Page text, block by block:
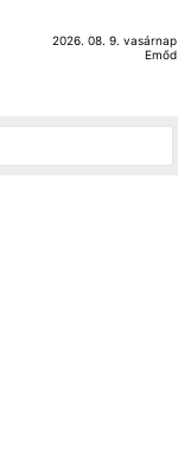
2026. 08. 9. vasárnap
Emőd